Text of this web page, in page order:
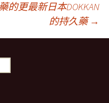
的更最新日本DOKKAN
的持久藥 →